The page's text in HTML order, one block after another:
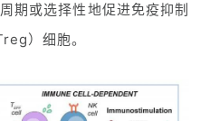
期或选择性地促进免疫抑制
）细胞。